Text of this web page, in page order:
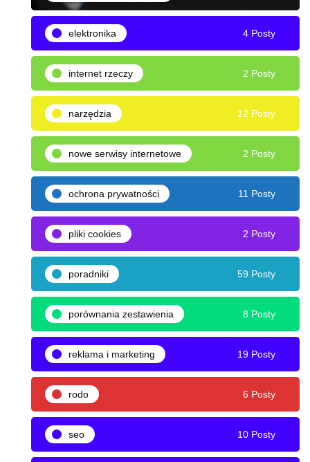
elektronika 4 Posty
internet rzeczy 2 Posty
narzędzia 12 Posty
nowe serwisy internetowe 2 Posty
ochrona prywatności 11 Posty
pliki cookies 2 Posty
poradniki 59 Posty
porównania zestawienia 8 Posty
reklama i marketing 19 Posty
rodo 6 Posty
seo 10 Posty